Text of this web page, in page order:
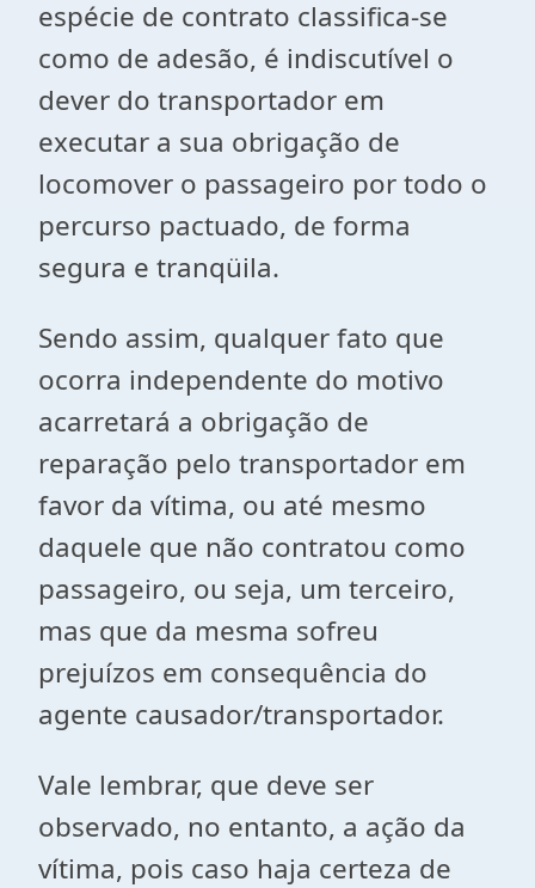
espécie de contrato classifica-se
como de adesão, é indiscutível o
dever do transportador em
executar a sua obrigação de
locomover o passageiro por todo o
percurso pactuado, de forma
segura e tranqüila.
Sendo assim, qualquer fato que
ocorra independente do motivo
acarretará a obrigação de
reparação pelo transportador em
favor da vítima, ou até mesmo
daquele que não contratou como
passageiro, ou seja, um terceiro,
mas que da mesma sofreu
prejuízos em consequência do
agente causador/transportador.
Vale lembrar, que deve ser
observado, no entanto, a ação da
vítima, pois caso haja certeza de